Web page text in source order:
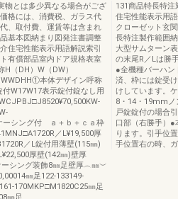
物とは多少異なる場合がござ
格には、消費税、ガラス代
、取付費、運賃等は含まれ
基本図納まり図発注書調整
住宅性能表示用語解説索引
有償部品室内ドア規格表室
（DH）W（DW）
本体デザイン呼称
W17W17表示錠付錠なし用
ーシング付 ａ＋ｂ＋ｃａ枠
／L¥19,500厚
／L錠付用薄壁(115㎜)
厚壁(142㎜)壁厚
シング装飾8㎜足壁厚︵㎜︶
㎜足122-133149-
170MKP□M1820C25㎜足
㎜足
131商品特長特
住宅性能表示用
クローゼット玄
長特注製作範囲
大型サムターン
の末尾R／Lは勝
●全機種バーハ
済、枠には錠受
けしています。
8・14・19mmノ
戸錠錠付の場合
口部（右勝手）●
ります。引手位
手位置右の時、